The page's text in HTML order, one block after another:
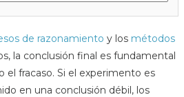
de razonamiento y los métodos
la conclusión final es fundamental
el fracaso. Si el experimento es
en una conclusión débil, los